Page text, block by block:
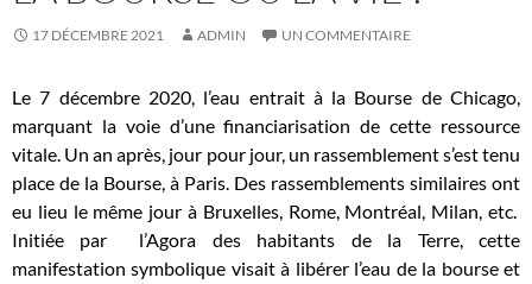
17 DÉCEMBRE 2021 ADMIN UN COMMENTAIRE
Le 7 décembre 2020, l’eau entrait à la Bourse de Chicago,
marquant la voie d’une financiarisation de cette ressource
vitale. Un an après, jour pour jour, un rassemblement s’est tenu
place de la Bourse, à Paris. Des rassemblements similaires ont
eu lieu le même jour à Bruxelles, Rome, Montréal, Milan, etc.
Initiée par l’Agora des habitants de la Terre, cette
manifestation symbolique visait à libérer l’eau de la bourse et